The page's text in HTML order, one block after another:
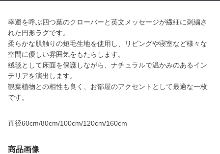
幸運を呼ぶ四つ葉のクローバーと英文メッセージが繊細に刺繍さ
れた円形ラグです。
柔らかな肌触りの短毛生地を使用し、リビングや寝室など様々な
空間に優しい雰囲気をもたらします。
絨毯として床面を保護しながら、ナチュラルで温かみのあるイン
テリアを演出します。
観葉植物との相性も良く、お部屋のアクセントとして最適な一枚
です。
直径60cm/80cm/100cm/120cm/160cm
商品画像